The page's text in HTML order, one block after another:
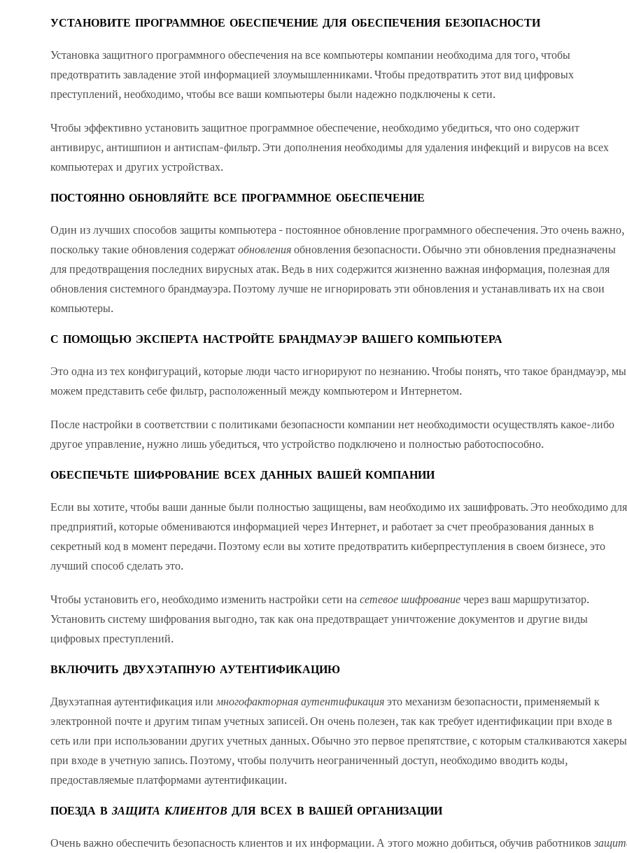
УСТАНОВИТЕ ПРОГРАММНОЕ ОБЕСПЕЧЕНИЕ ДЛЯ ОБЕСПЕЧЕНИЯ БЕЗОПАСНОСТИ
Установка защитного программного обеспечения на все компьютеры компании необходима для того, чтобы
предотвратить завладение этой информацией злоумышленниками. Чтобы предотвратить этот вид цифровых
преступлений, необходимо, чтобы все ваши компьютеры были надежно подключены к сети.
Чтобы эффективно установить защитное программное обеспечение, необходимо убедиться, что оно содержит
антивирус, антишпион и антиспам-фильтр. Эти дополнения необходимы для удаления инфекций и вирусов на всех
компьютерах и других устройствах.
ПОСТОЯННО ОБНОВЛЯЙТЕ ВСЕ ПРОГРАММНОЕ ОБЕСПЕЧЕНИЕ
Один из лучших способов защиты компьютера - постоянное обновление программного обеспечения. Это очень важно,
поскольку такие обновления содержатобновленияобновления безопасности. Обычно эти обновления предназначены
для предотвращения последних вирусных атак. Ведь в них содержится жизненно важная информация, полезная для
обновления системного брандмауэра. Поэтому лучше не игнорировать эти обновления и устанавливать их на свои
компьютеры.
С ПОМОЩЬЮ ЭКСПЕРТА НАСТРОЙТЕ БРАНДМАУЭР ВАШЕГО КОМПЬЮТЕРА
Это одна из тех конфигураций, которые люди часто игнорируют по незнанию. Чтобы понять, что такое брандмауэр, мы
можем представить себе фильтр, расположенный между компьютером и Интернетом.
После настройки в соответствии с политиками безопасности компании нет необходимости осуществлять какое-либо
другое управление, нужно лишь убедиться, что устройство подключено и полностью работоспособно.
ОБЕСПЕЧЬТЕ ШИФРОВАНИЕ ВСЕХ ДАННЫХ ВАШЕЙ КОМПАНИИ
Если вы хотите, чтобы ваши данные были полностью защищены, вам необходимо их зашифровать. Это необходимо для
предприятий, которые обмениваются информацией через Интернет, и работает за счет преобразования данных в
секретный код в момент передачи. Поэтому если вы хотите предотвратить киберпреступления в своем бизнесе, это
лучший способ сделать это.
Чтобы установить его, необходимо изменить настройки сети насетевое шифрованиечерез ваш маршрутизатор.
Установить систему шифрования выгодно, так как она предотвращает уничтожение документов и другие виды
цифровых преступлений.
ВКЛЮЧИТЬ ДВУХЭТАПНУЮ АУТЕНТИФИКАЦИЮ
Двухэтапная аутентификация илимногофакторная аутентификацияэто механизм безопасности, применяемый к
электронной почте и другим типам учетных записей. Он очень полезен, так как требует идентификации при входе в
сеть или при использовании других учетных данных. Обычно это первое препятствие, с которым сталкиваются хакеры
при входе в учетную запись. Поэтому, чтобы получить неограниченный доступ, необходимо вводить коды,
предоставляемые платформами аутентификации.
ПОЕЗДА В ЗАЩИТА КЛИЕНТОВ ДЛЯ ВСЕХ В ВАШЕЙ ОРГАНИЗАЦИИ
Очень важно обеспечить безопасность клиентов и их информации. А этого можно добиться, обучив работников